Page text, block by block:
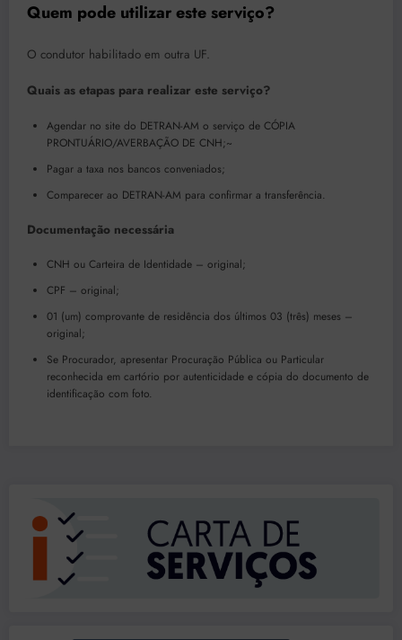
Quem pode utilizar este serviço?
O condutor habilitado em outra UF.
Quais as etapas para realizar este serviço?
Agendar no site do DETRAN-AM o serviço de CÓPIA
PRONTUÁRIO/AVERBAÇÃO DE CNH;~
Pagar a taxa nos bancos conveniados;
Comparecer ao DETRAN-AM para confirmar a transferência.
Documentação necessária
CNH ou Carteira de Identidade – original;
CPF – original;
01 (um) comprovante de residência dos últimos 03 (três) meses –
original;
Se Procurador, apresentar Procuração Pública ou Particular
reconhecida em cartório por autenticidade e cópia do documento de
identificação com foto.